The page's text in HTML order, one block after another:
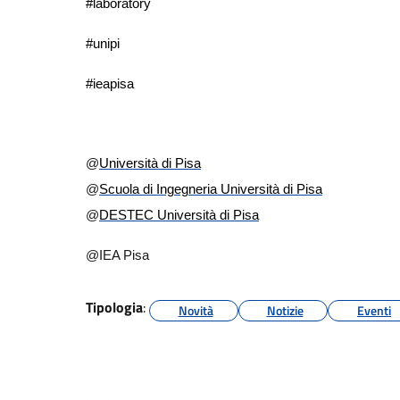
#laboratory
#unipi
#ieapisa
@Università di Pisa
@Scuola di Ingegneria Università di Pisa
@DESTEC Università di Pisa
@IEA Pisa
Tipologia: Novità Notizie Eventi